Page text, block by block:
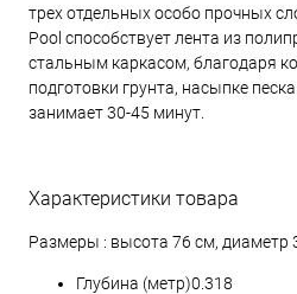
трех отдельных особо прочных
Pool способствует лента из
стальным каркасом, благодаря
подготовки грунта, насыпке
занимает 30-45 минут.
Характеристики товара
Размеры : высота 76 см, диаметр
Глубина (метр)0.318